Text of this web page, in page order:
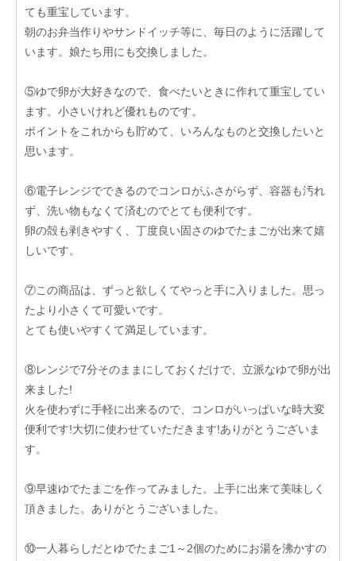
ても重宝しています。
朝のお弁当作りやサンドイッチ等に、毎日のように活躍して
います。娘たち用にも交換しました。
⑤ゆで卵が大好きなので、食べたいときに作れて重宝してい
ます。小さいけれど優れものです。
ポイントをこれからも貯めて、いろんなものと交換したいと
思います。
⑥電子レンジでできるのでコンロがふさがらず、容器も汚れ
ず、洗い物もなくて済むのでとても便利です。
卵の殻も剥きやすく、丁度良い固さのゆでたまごが出来て嬉
しいです。
⑦この商品は、ずっと欲しくてやっと手に入りました。思っ
たより小さくて可愛いです。
とても使いやすくて満足しています。
⑧レンジで7分そのままにしておくだけで、立派なゆで卵が出
来ました!
火を使わずに手軽に出来るので、コンロがいっぱいな時大変
便利です!大切に使わせていただきます!ありがとうございま
す。
⑨早速ゆでたまごを作ってみました。上手に出来て美味しく
頂きました。ありがとうございました。
⑩一人暮らしだとゆでたまご1～2個のためにお湯を沸かすの